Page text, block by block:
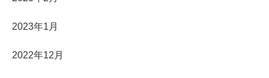
2023年1月
2022年12月